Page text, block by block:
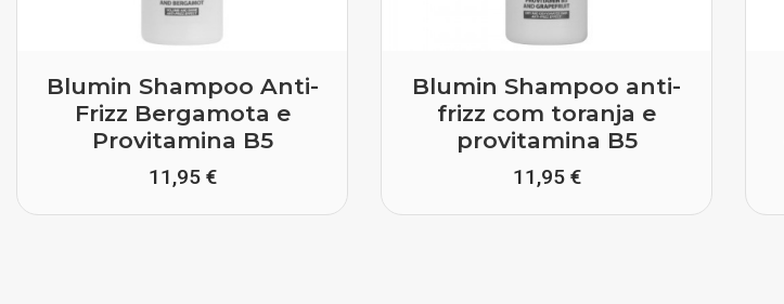
Blumin Shampoo Anti-
Frizz Bergamota e
Provitamina B5
11,95 €
Blumin Shampoo anti-
frizz com toranja e
provitamina B5
11,95 €